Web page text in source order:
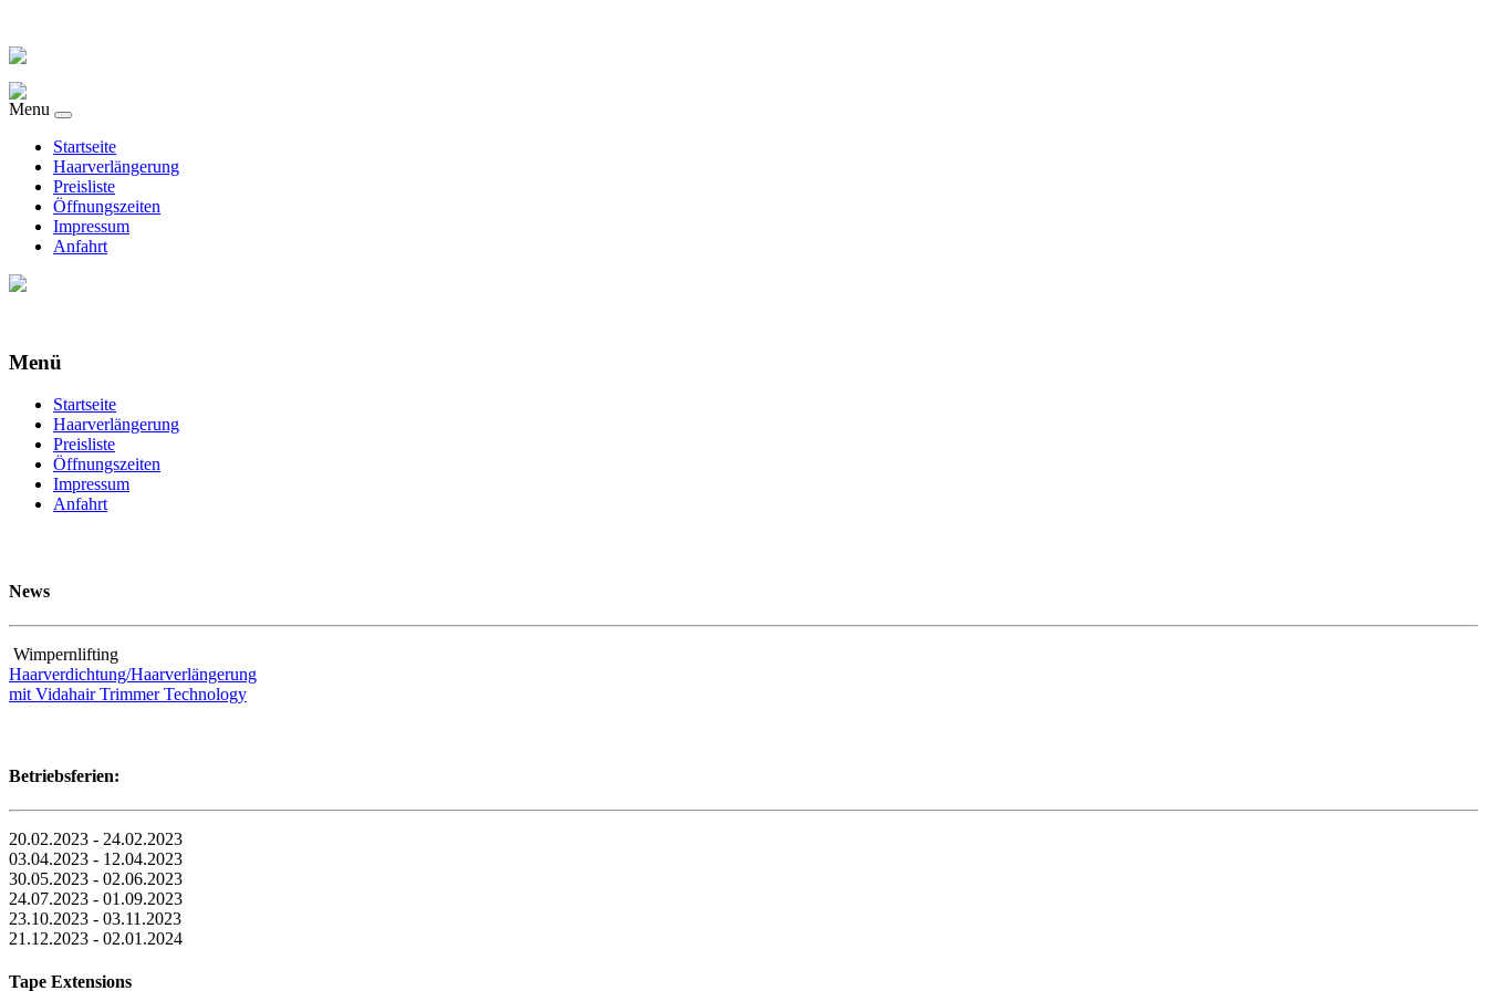
Menu
Startseite
Haarverlängerung
Preisliste
Öffnungszeiten
Impressum
Anfahrt
Menü
Startseite
Haarverlängerung
Preisliste
Öffnungszeiten
Impressum
Anfahrt
News
Wimpernlifting
Haarverdichtung/Haarverlängerung
mit Vidahair Trimmer Technology
Betriebsferien:
20.02.2023 - 24.02.2023
03.04.2023 - 12.04.2023
30.05.2023 - 02.06.2023
24.07.2023 - 01.09.2023
23.10.2023 - 03.11.2023
21.12.2023 - 02.01.2024
Tape Extensions